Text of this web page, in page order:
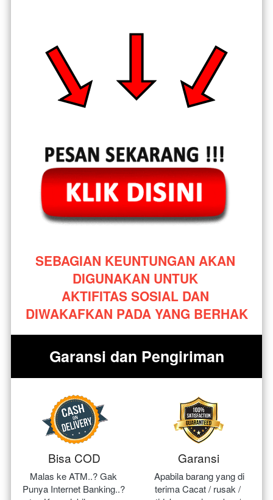
SEBAGIAN KEUNTUNGAN AKAN
DIGUNAKAN UNTUK
AKTIFITAS SOSIAL DAN
DIWAKAFKAN PADA YANG BERHAK
Garansi dan Pengiriman
Bisa COD
Malas ke ATM..? Gak
Punya Internet Banking..?
Garansi
Apabila barang yang di
terima Cacat / rusak /